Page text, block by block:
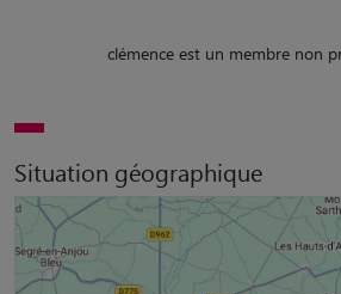
clémence est un membre non
Situation géographique